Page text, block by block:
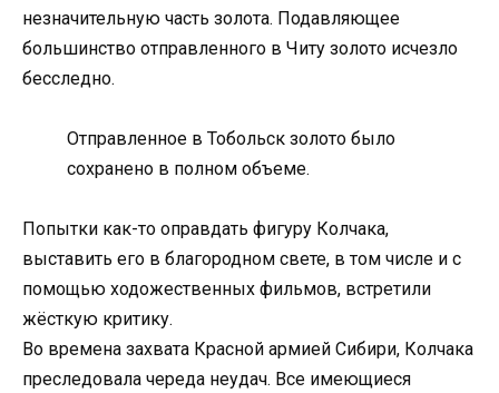
незначительную часть золота. Подавляющее
большинство отправленного в Читу золото исчезло
бесследно.
Отправленное в Тобольск золото было
сохранено в полном объеме.
Попытки как-то оправдать фигуру Колчака,
выставить его в благородном свете, в том числе и с
помощью ходожественных фильмов, встретили
жёсткую критику.
Во времена захвата Красной армией Сибири, Колчака
преследовала череда неудач. Все имеющиеся